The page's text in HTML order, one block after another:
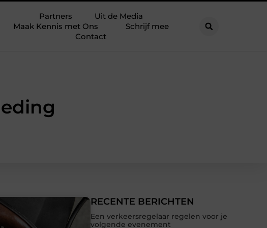
Partners
Uit de Media
Maak Kennis met Ons
Schrijf mee
Contact
RECENTE BERICHTEN
Een verkeersregelaar regelen voor je
volgende evenement